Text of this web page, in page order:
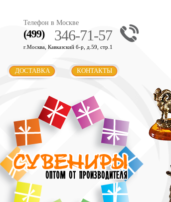
Телефон в Москве
(499) 346-71-57
г.Москва, Кавказский б-р, д.59, стр.1
ДОСТАВКА КОНТАКТЫ